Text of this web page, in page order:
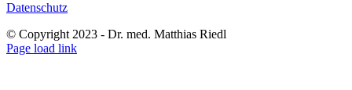
Datenschutz
© Copyright 2023 - Dr. med. Matthias Riedl
Facebook
Instagram
YouTube
E-
Page load link